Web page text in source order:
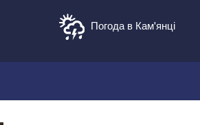
Погода в Кам'янці